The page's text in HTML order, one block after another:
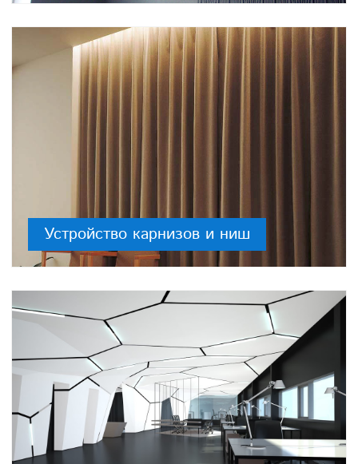
Устройство карнизов и ниш